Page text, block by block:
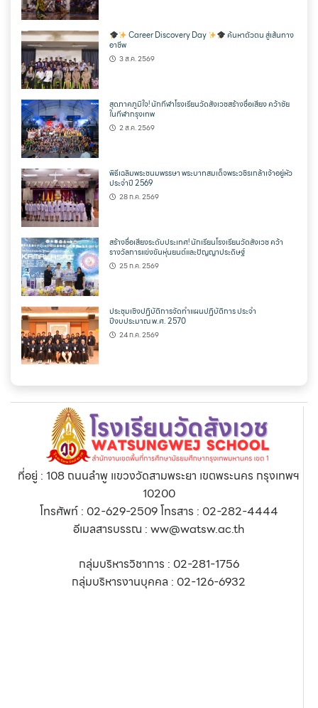
Career Discovery Day
ค้นหาตัวตน สู่เส้นทาง
อาชีพ
3 ส.ค. 2569
สุดภาคภูมิใจ! นักกีฬาโรงเรียนวัดสังเวชสร้างชื่อเสียง คว้าชัย
ในกีฬากรุงเทพ
2 ส.ค. 2569
พิธีเฉลิมพระชนมพรรษา พระบาทสมเด็จพระวชิรเกล้าเจ้าอยู่หัว
ประจำปี 2569
28 ก.ค. 2569
สร้างชื่อเสียงระดับประเทศ! นักเรียนโรงเรียนวัดสังเวช คว้า
รางวัลการแข่งขันหุ่นยนต์และปัญญาประดิษฐ์
25 ก.ค. 2569
ประชุมเชิงปฏิบัติการจัดทำแผนปฏิบัติการ ประจำ
ปีงบประมาณ พ.ศ. 2570
24 ก.ค. 2569
ที่อยู่ : 108 ถนนลำพู แขวงวัดสามพระยา เขตพระนคร กรุงเทพฯ
10200
โทรศัพท์ : 02-629-2509 โทรสาร : 02-282-4444
อีเมลสารบรรณ : ww@watsw.ac.th
กลุ่มบริหารวิชาการ : 02-281-1756
กลุ่มบริหารงานบุคคล : 02-126-6932